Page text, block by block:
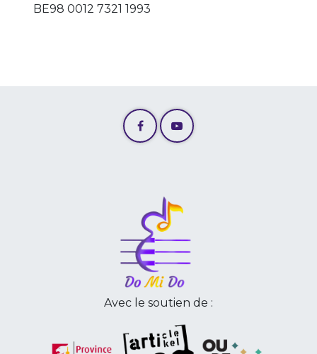
BE98 0012 7321 1993
Avec le soutien de :